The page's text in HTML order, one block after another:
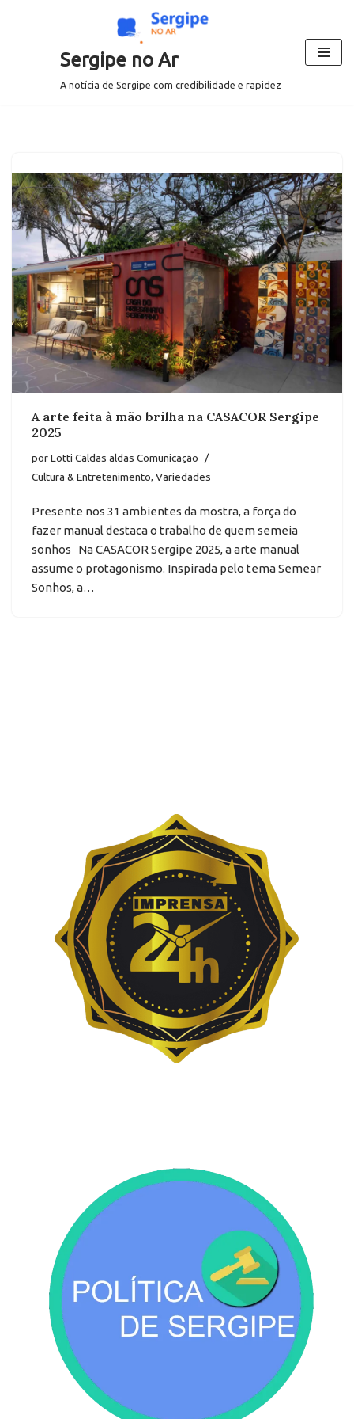
Sergipe no Ar
A notícia de Sergipe com credibilidade e rapidez
A arte feita à mão brilha na CASACOR Sergipe
2025
porLotti Caldas aldas Comunicação
Cultura & Entretenimento, Variedades
Presente nos 31 ambientes da mostra, a força do
fazer manual destaca o trabalho de quem semeia
sonhos Na CASACOR Sergipe 2025, a arte manual
assume o protagonismo. Inspirada pelo tema Semear
Sonhos, a…